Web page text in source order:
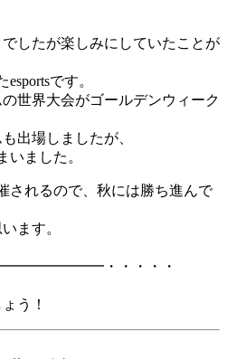
したが楽しみにしていたことが
です。
世界大会がゴールデンウィーク
出場しましたが、
いました。
されるので、秋には勝ち進んで
ます。
・・・・・
う！